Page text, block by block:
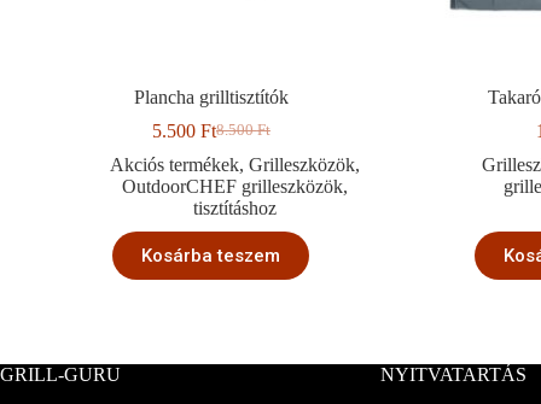
Plancha grilltisztítók
8.500Ft
Original
price
was:
8.500 Ft.
5.500 FtCurrent
price
is:
5.500 Ft.
Akciós termékek,Grilleszközök,
OutdoorCHEF grilleszközök,
tisztításhoz
Kosárba teszem
GRILL-GURU NYITVATARTÁS